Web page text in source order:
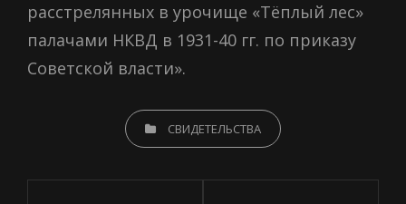
расстрелянных в урочище «Тёплый лес»
палачами НКВД в 1931-40 гг. по приказу
Советской власти».
CATEGORIESСВИДЕТЕЛЬСТВА